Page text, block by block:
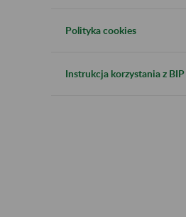
Polityka cookies
Instrukcja korzystania z BIP